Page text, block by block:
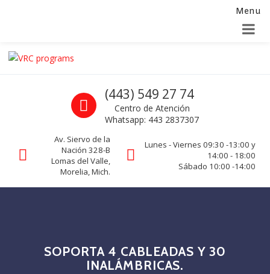
Menu
Skip to navigation
Skip to content
La seguridad de su empresa es nuestro negocio.
Call us
(443) 549 27 74
Centro de Atención
Whatsapp: 443 2837307
Av. Siervo de la
Nación 328-B
Lomas del Valle,
Morelia, Mich.
Lunes - Viernes 09:30 -13:00 y
14:00 - 18:00
Sábado 10:00 -14:00
SOPORTA 4 CABLEADAS Y 30
INALÁMBRICAS.